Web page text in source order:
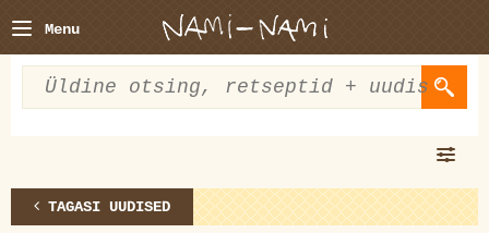
Menu
TAGASI UUDISED